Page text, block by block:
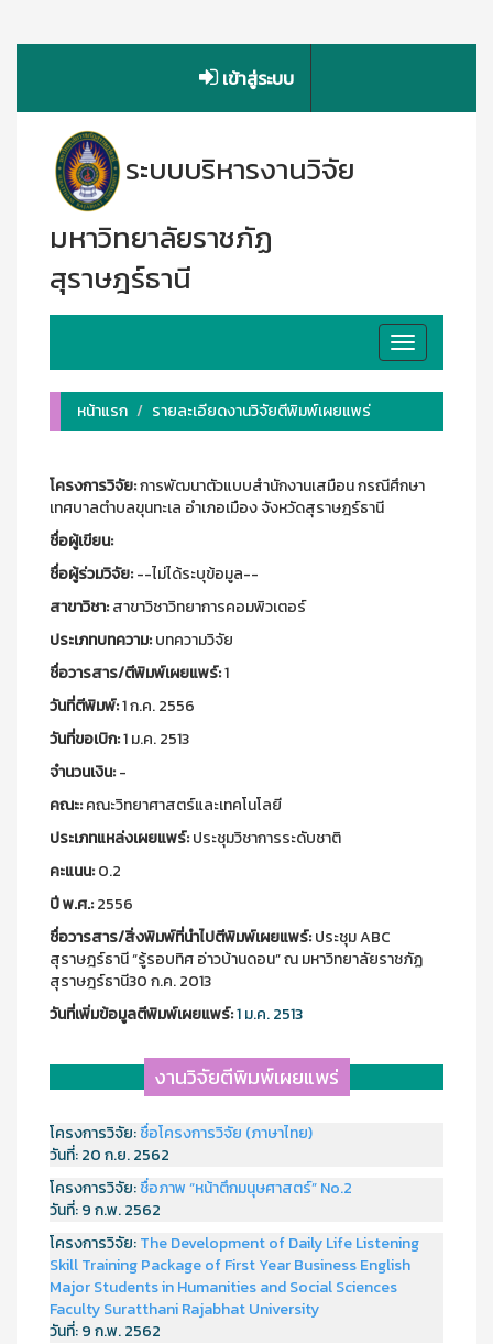
เข้าสู่ระบบ
ระบบบริหารงานวิจัย
มหาวิทยาลัยราชภัฏ
สุราษฎร์ธานี
Toggle
navigation
หน้าแรก
รายละเอียดงานวิจัยตีพิมพ์เผยแพร่
โครงการวิจัย:การพัฒนาตัวแบบสำนักงานเสมือน กรณีศึกษา
เทศบาลตำบลขุนทะเล อำเภอเมือง จังหวัดสุราษฎร์ธานี
ชื่อผู้เขียน:
ชื่อผู้ร่วมวิจัย:--ไม่ได้ระบุข้อมูล--
สาขาวิชา:สาขาวิชาวิทยาการคอมพิวเตอร์
ประเภทบทความ:บทความวิจัย
ชื่อวารสาร/ตีพิมพ์เผยแพร์:1
วันที่ตีพิมพ์:1 ก.ค. 2556
วันที่ขอเบิก:1 ม.ค. 2513
จำนวนเงิน:-
คณะ:คณะวิทยาศาสตร์และเทคโนโลยี
ประเภทแหล่งเผยแพร์:ประชุมวิชาการระดับชาติ
คะแนน:0.2
ปี พ.ศ.:2556
ชื่อวารสาร/สิ่งพิมพ์ที่นำไปตีพิมพ์เผยแพร์:ประชุม ABC
สุราษฎร์ธานี “รู้รอบทิศ อ่าวบ้านดอน” ณ มหาวิทยาลัยราชภัฏ
สุราษฎร์ธานี30 ก.ค. 2013
วันที่เพิ่มข้อมูลตีพิมพ์เผยแพร์:1 ม.ค. 2513
งานวิจัยตีพิมพ์เผยแพร่
โครงการวิจัย:ชื่อโครงการวิจัย (ภาษาไทย)
วันที่:20 ก.ย. 2562
โครงการวิจัย:ชื่อภาพ “หน้าตึกมนุษศาสตร์” No.2
วันที่:9 ก.พ. 2562
โครงการวิจัย:The Development of Daily Life Listening
Skill Training Package of First Year Business English
Major Students in Humanities and Social Sciences
Faculty Suratthani Rajabhat University
วันที่:9 ก.พ. 2562